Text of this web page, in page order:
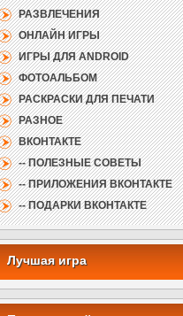
РАЗВЛЕЧЕНИЯ
ОНЛАЙН ИГРЫ
ИГРЫ ДЛЯ ANDROID
ФОТОАЛЬБОМ
РАСКРАСКИ ДЛЯ ПЕЧАТИ
РАЗНОЕ
ВКОНТАКТЕ
-- ПОЛЕЗНЫЕ СОВЕТЫ
-- ПРИЛОЖЕНИЯ ВКОНТАКТЕ
-- ПОДАРКИ ВКОНТАКТЕ